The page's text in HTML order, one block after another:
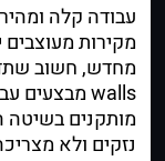
עבודה קלה
מקירות
מחדש, חשוב
wallsמבצעים
מותקנים בשיטה
נזקים ולא